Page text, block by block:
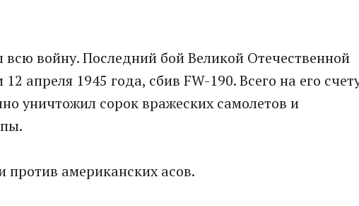
войну. Последний бой Великой Отечественной
апреля 1945 года, сбив FW-190. Всего на его
уничтожил сорок вражеских самолетов и
против американских асов.